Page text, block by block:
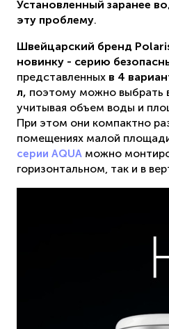
Установленный заранее
эту проблему.
Швейцарский бренд
новинку - серию
представленных в 4
л, поэтому можно выбрать
учитывая объем воды и
При этом они компактно
помещениях малой
серии AQUA можно
горизонтальном, так и в